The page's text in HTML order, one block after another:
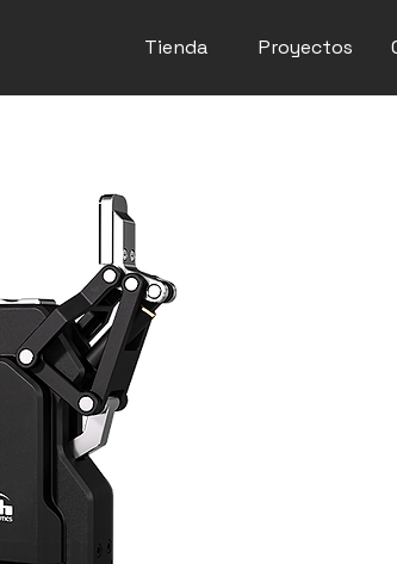
Tienda Proyectos